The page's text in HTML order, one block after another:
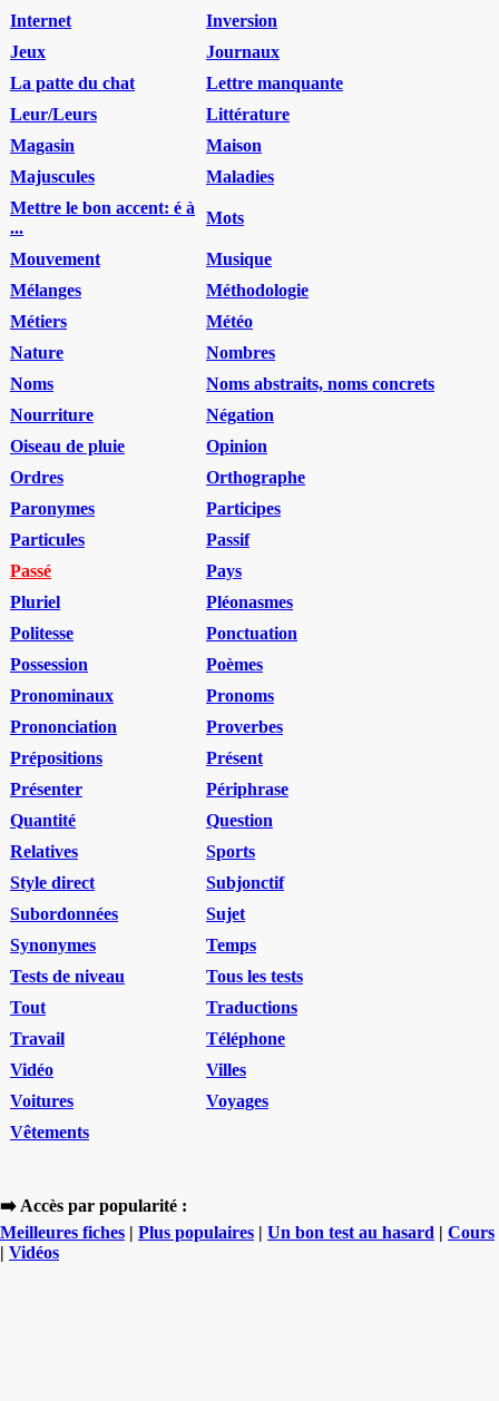
Internet
Inversion
Jeux
Journaux
La patte du chat
Lettre manquante
Leur/Leurs
Littérature
Magasin
Maison
Majuscules
Maladies
Mettre le bon accent: é à
...
Mots
Mouvement
Musique
Mélanges
Méthodologie
Métiers
Météo
Nature
Nombres
Noms
Noms abstraits, noms concrets
Nourriture
Négation
Oiseau de pluie
Opinion
Ordres
Orthographe
Paronymes
Participes
Particules
Passif
Passé
Pays
Pluriel
Pléonasmes
Politesse
Ponctuation
Possession
Poèmes
Pronominaux
Pronoms
Prononciation
Proverbes
Prépositions
Présent
Présenter
Périphrase
Quantité
Question
Relatives
Sports
Style direct
Subjonctif
Subordonnées
Sujet
Synonymes
Temps
Tests de niveau
Tous les tests
Tout
Traductions
Travail
Téléphone
Vidéo
Villes
Voitures
Voyages
Vêtements
➡️ Accès par popularité :
Meilleures fiches | Plus populaires | Un bon test au hasard | Cours
| Vidéos